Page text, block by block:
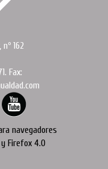
162
Fax:
navegadores
Firefox 4.0